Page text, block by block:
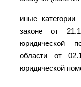
иные
законе от
юридической
области от
юридической